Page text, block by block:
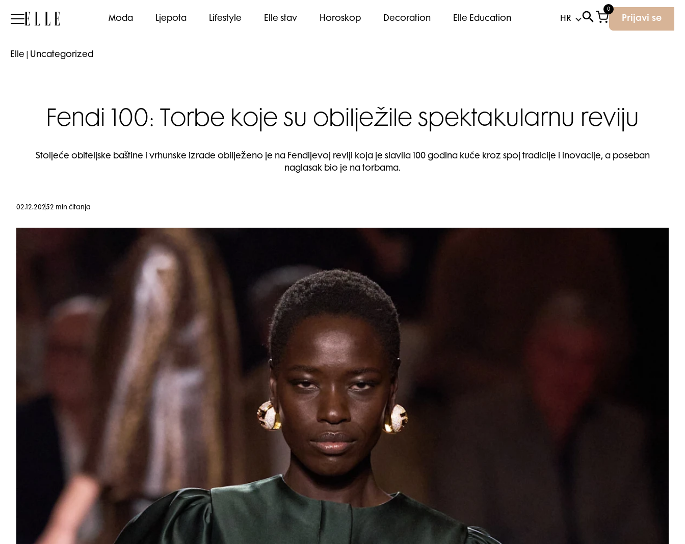
Elle Moda Ljepota Lifestyle Elle stav Horoskop Decoration Elle Education
0
Prijavi se
Elle Uncategorized
Fendi 100: Torbe koje su obilježile spektakularnu reviju
Stoljeće obiteljske baštine i vrhunske izrade obilježeno je na Fendijevoj reviji koja je slavila 100 godina kuće kroz spoj tradicije i inovacije, a poseban
naglasak bio je na torbama.
02.12.20252 min čitanja